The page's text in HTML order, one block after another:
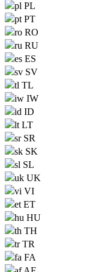
PL
PT
RO
RU
ES
SV
TL
IW
ID
LT
SR
SK
SL
UK
VI
ET
HU
TH
TR
FA